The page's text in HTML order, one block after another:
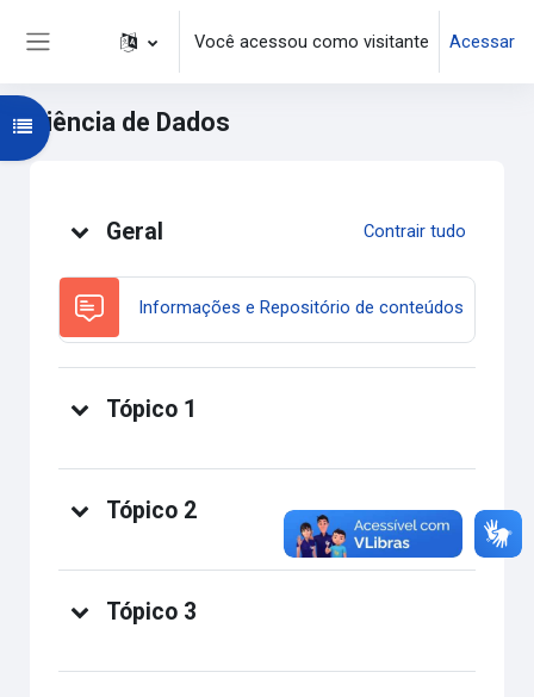
Ir para o conteúdo principal
Você acessou como visitante Acessar
Ciência de Dados
Abrir índice do curso
Geral Contrair tudo
Informações e Repositório de conteúdos
Tópico 1
Tópico 2
Tópico 3